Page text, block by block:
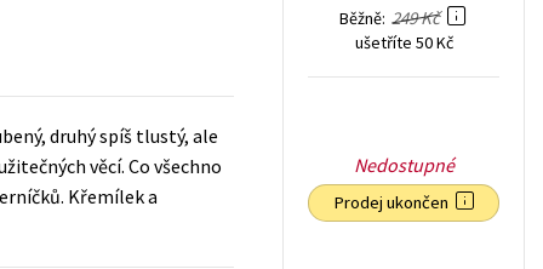
druhý spíš tlustý, ale
věcí. Co všechno
Křemílek a
Běžně 249 Kč
ušetříte 50 Kč
Nedostupné
Prodej ukončen